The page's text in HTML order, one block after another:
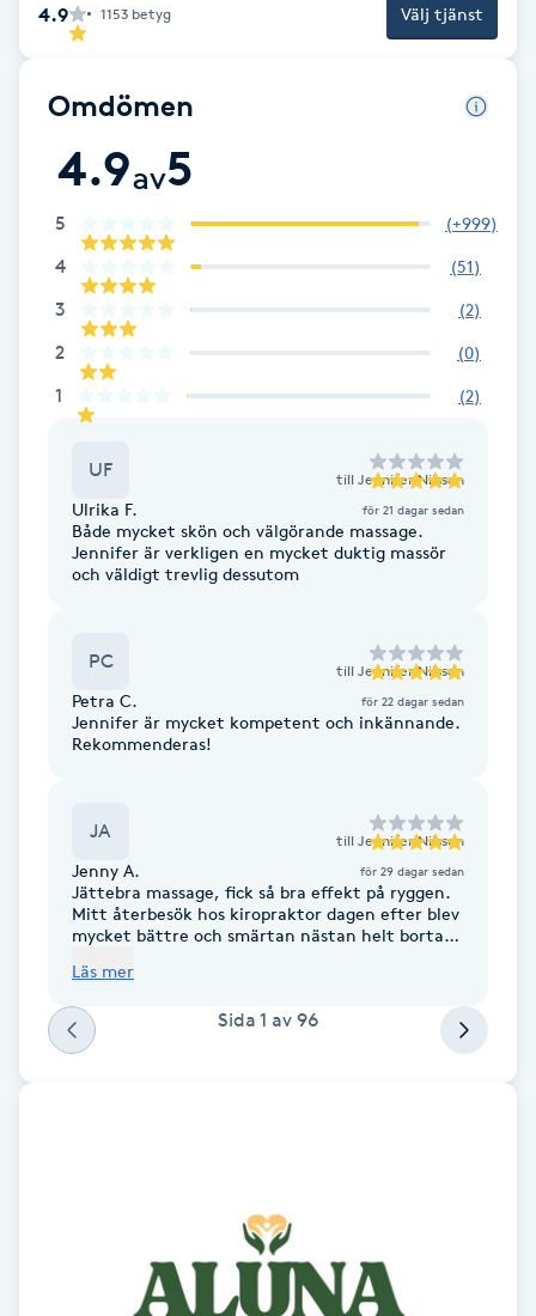
Enzympeeling
Extensions
Extensions borttagning
Eyeliner-tatuering
Face framing
Faceliftmassage
Fet hårbotten
Fettreducering
Fotmassage
Fotvård
Fransar
Fransborttagning
Fransfärgning
Fransförlängning Volym
4.9 1153 betyg Välj tjänst
Omdömen
4.9av5
5 (+999)
4 (51)
3 (2)
2 (0)
1 (2)
UF till Jennifer Nilsson
Ulrika F. för 21 dagar sedan
Både mycket skön och välgörande massage.
Jennifer är verkligen en mycket duktig massör
och väldigt trevlig dessutom
PC till Jennifer Nilsson
Petra C. för 22 dagar sedan
Jennifer är mycket kompetent och inkännande.
Rekommenderas!
JA till Jennifer Nilsson
Jenny A. för 29 dagar sedan
Jättebra massage, fick så bra effekt på ryggen.
Mitt återbesök hos kiropraktor dagen efter blev
mycket bättre och smärtan nästan helt borta!
Läs mer
Sida 1 av 96